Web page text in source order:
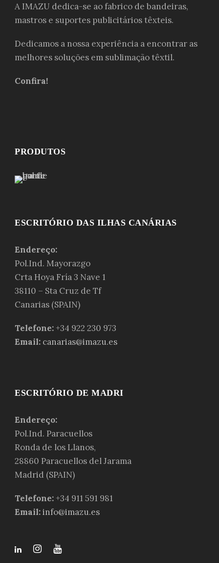
A IMAZU dedica-se ao fabrico de bandeiras,
mastros e suportes publicitários têxteis.
Dedicamos a nossa experiência a encontrar as
melhores soluções em sublimação têxtil.
Confira!
PRODUTOS
ESCRITÓRIO DAS ILHAS CANÁRIAS
Endereço:
Pol.Ind. Mayorazgo
Crta Hoya Fría 3 Nave 1
38110 – Sta Cruz de Tf
Canarias (SPAIN)
Telefone:+34 922 230 973
Email: canarias@imazu.es
ESCRITÓRIO DE MADRI
Endereço:
Pol.Ind. Paracuellos
Ronda de los Llanos,
28860 Paracuellos del Jarama
Madrid (SPAIN)
Telefone:+34 911 591 981
Email:info@imazu.es